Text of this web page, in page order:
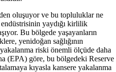
oluşuyor ve bu topluluklar ne
yaydığı kirlilik
Bu bölgede yaşayanların
yenidoğan sağlığının
yakalanma riski önemli ölçüde daha
(EPA) göre, bu bölgedeki Reserve
kıyasla kansere yakalanma